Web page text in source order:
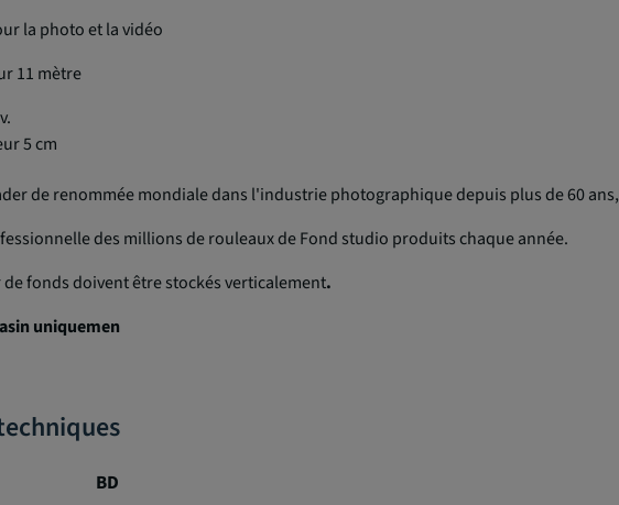
la photo et la vidéo
11 mètre
5 cm
de renommée mondiale dans l'industrie photographique depuis plus de 60 ans,
des millions de rouleaux de Fond studio produits chaque année.
fonds doivent être stockés verticalement.
uniquemen
BD